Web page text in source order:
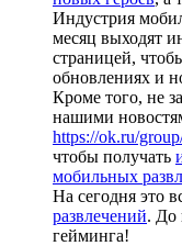
Индустрия
месяц выходят
страницей,
обновлениях и
Кроме того, не
нашими
https://ok.ru/
чтобы получать
мобильных
На сегодня это
развлечений. До
гейминга!